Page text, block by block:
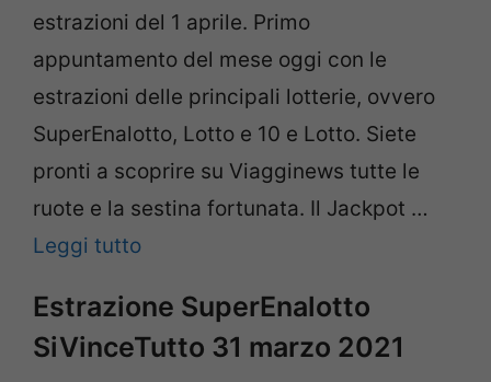
estrazioni del 1 aprile. Primo
appuntamento del mese oggi con le
estrazioni delle principali lotterie, ovvero
SuperEnalotto, Lotto e 10 e Lotto. Siete
pronti a scoprire su Viagginews tutte le
ruote e la sestina fortunata. Il Jackpot …
Leggi tutto
Estrazione SuperEnalotto
SiVinceTutto 31 marzo 2021